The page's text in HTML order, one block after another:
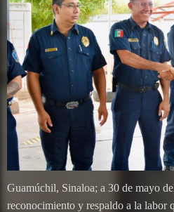
Guamúchil, Sinaloa; a 30 de mayo
reconocimiento y respaldo a la labor